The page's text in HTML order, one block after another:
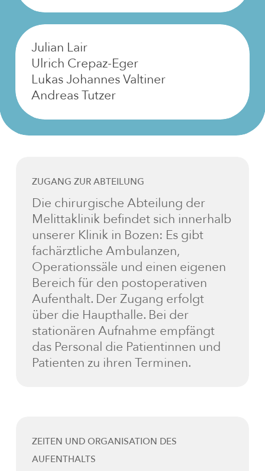
Julian Lair
Ulrich Crepaz-Eger
Lukas Johannes Valtiner
Andreas Tutzer
ZUGANG ZUR ABTEILUNG
Die chirurgische Abteilung der
Melittaklinik befindet sich innerhalb
unserer Klinik in Bozen: Es gibt
fachärztliche Ambulanzen,
Operationssäle und einen eigenen
Bereich für den postoperativen
Aufenthalt. Der Zugang erfolgt
über die Haupthalle. Bei der
stationären Aufnahme empfängt
das Personal die Patientinnen und
Patienten zu ihren Terminen.
ZEITEN UND ORGANISATION DES
AUFENTHALTS